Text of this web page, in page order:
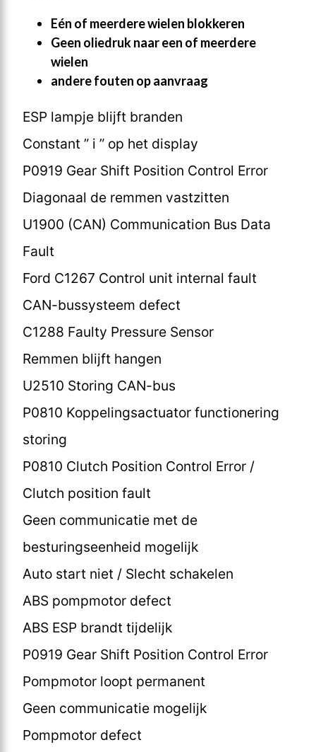
Eén of meerdere wielen blokkeren
Geen oliedruk naar een of meerdere
wielen
andere fouten op aanvraag
ESP lampje blijft branden
Constant ” i ” op het display
P0919 Gear Shift Position Control Error
Diagonaal de remmen vastzitten
U1900 (CAN) Communication Bus Data
Fault
Ford C1267 Control unit internal fault
CAN-bussysteem defect
C1288 Faulty Pressure Sensor
Remmen blijft hangen
U2510 Storing CAN-bus
P0810 Koppelingsactuator functionering
storing
P0810 Clutch Position Control Error /
Clutch position fault
Geen communicatie met de
besturingseenheid mogelijk
Auto start niet / Slecht schakelen
ABS pompmotor defect
ABS ESP brandt tijdelijk
P0919 Gear Shift Position Control Error
Pompmotor loopt permanent
Geen communicatie mogelijk
Pompmotor defect